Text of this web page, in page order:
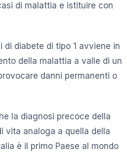
di malattia e istituire con
diabete di tipo 1 avviene in
della malattia a valle di un
danni permanenti o
la diagnosi precoce della
vita analoga a quella della
è il primo Paese al mondo